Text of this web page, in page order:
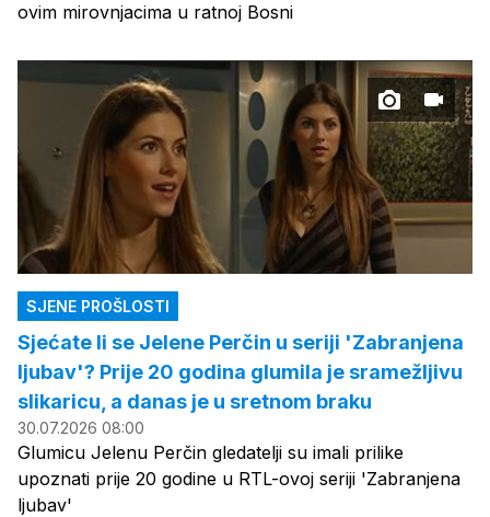
ovim mirovnjacima u ratnoj Bosni
SJENE PROŠLOSTI
Sjećate li se Jelene Perčin u seriji 'Zabranjena
ljubav'? Prije 20 godina glumila je sramežljivu
slikaricu, a danas je u sretnom braku
30.07.2026 08:00
Glumicu Jelenu Perčin gledatelji su imali prilike
upoznati prije 20 godine u RTL-ovoj seriji 'Zabranjena
ljubav'